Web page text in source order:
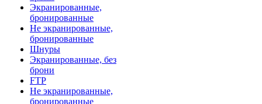
Экранированные,
бронированные
Не экранированные,
бронированные
Шнуры
Экранированные, без
брони
FTP
Не экранированные,
бронированные